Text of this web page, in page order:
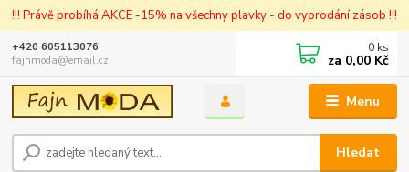
!!! Právě probíhá AKCE -15% na všechny plavky - do vyprodání zásob !!!
Menu
Hledat
+420 605113076
fajnmoda@email.cz
0 ks
za 0,00 Kč